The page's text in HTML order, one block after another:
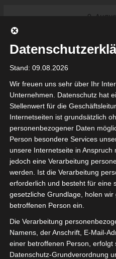
9.
beginnt
2026
Ligue 1
Spieltage
Ligue 2
Saison
September
lehnt
steuert auf
Tunesien
Stand: 09.08.2026
Wir freuen uns sehr über Ihr
Unternehmen. Datenschutz hat
Stellenwert für die
Internetseiten ist grundsätzlich
personenbezogener Daten
Person besondere Services
unsere Internetseite in
jedoch eine Verarbeitung
werden. Ist die Verarbeitung
erforderlich und besteht für eine
gesetzliche Grundlage, holen
betroffenen Person ein.
Die Verarbeitung
Namens, der Anschrift, E-Mail-
einer betroffenen Person, erfolgt
Datenschutz-Grundverordnung